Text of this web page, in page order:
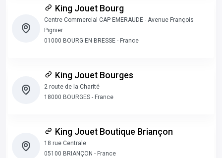
King Jouet Bourg
Centre Commercial CAP EMERAUDE - Avenue François
Pignier
01000 BOURG EN BRESSE - France
King Jouet Bourges
2 route de la Charité
18000 BOURGES - France
King Jouet Boutique Briançon
18 rue Centrale
05100 BRIANÇON - France